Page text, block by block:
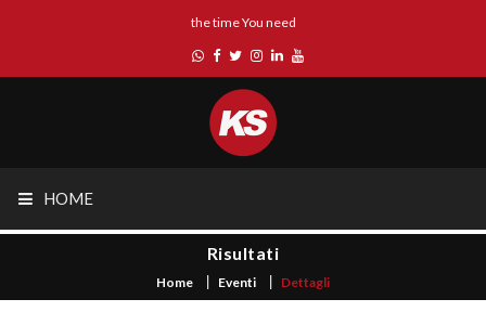
the time You need
HOME
Risultati
Home Eventi Dettagli